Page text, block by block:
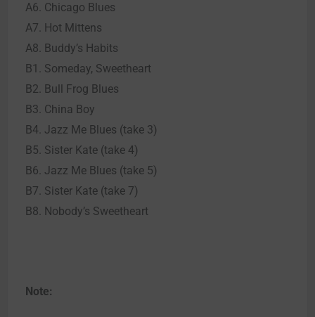
A6. Chicago Blues
A7. Hot Mittens
A8. Buddy’s Habits
B1. Someday, Sweetheart
B2. Bull Frog Blues
B3. China Boy
B4. Jazz Me Blues (take 3)
B5. Sister Kate (take 4)
B6. Jazz Me Blues (take 5)
B7. Sister Kate (take 7)
B8. Nobody’s Sweetheart
Note: